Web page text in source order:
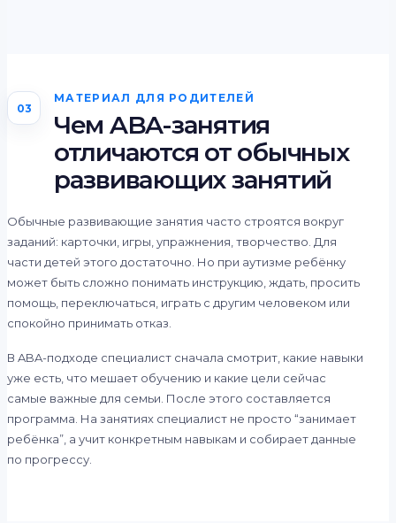
03
МАТЕРИАЛ ДЛЯ РОДИТЕЛЕЙ
Чем ABA-занятия
отличаются от обычных
развивающих занятий
Обычные развивающие занятия часто строятся вокруг
заданий: карточки, игры, упражнения, творчество. Для
части детей этого достаточно. Но при аутизме ребёнку
может быть сложно понимать инструкцию, ждать, просить
помощь, переключаться, играть с другим человеком или
спокойно принимать отказ.
В ABA-подходе специалист сначала смотрит, какие навыки
уже есть, что мешает обучению и какие цели сейчас
самые важные для семьи. После этого составляется
программа. На занятиях специалист не просто “занимает
ребёнка”, а учит конкретным навыкам и собирает данные
по прогрессу.